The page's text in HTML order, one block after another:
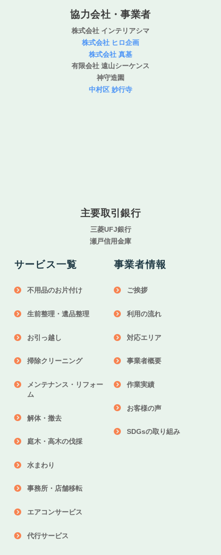
協力会社・事業者
株式会社 インテリアシマ
株式会社 ヒロ企画
株式会社 真基
有限会社 遠山シーケンス
神守造園
中村区 妙行寺
主要取引銀行
三菱UFJ銀行
瀬戸信用金庫
サービス一覧
不用品のお片付け
生前整理・遺品整理
お引っ越し
掃除クリーニング
メンテナンス・リフォー
ム
解体・撤去
庭木・高木の伐採
水まわり
事務所・店舗移転
エアコンサービス
代行サービス
事業者情報
ご挨拶
利用の流れ
対応エリア
事業者概要
作業実績
お客様の声
SDGsの取り組み